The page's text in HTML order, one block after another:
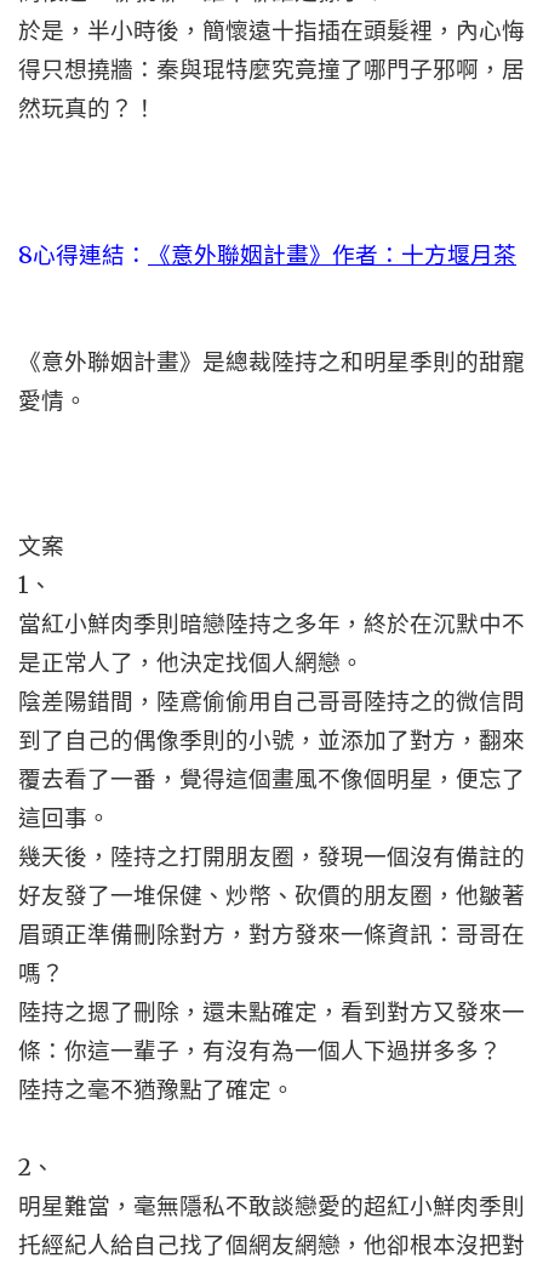
於是，半小時後，簡懷遠十指插在頭髮裡，內心悔
得只想撓牆：秦與琨特麼究竟撞了哪門子邪啊，居
然玩真的？！
8心得連結： 《意外聯姻計畫》作者：十方堰月茶
《意外聯姻計畫》是總裁陸持之和明星季則的甜寵
愛情。
文案
1、
當紅小鮮肉季則暗戀陸持之多年，終於在沉默中不
是正常人了，他決定找個人網戀。
陰差陽錯間，陸鳶偷偷用自己哥哥陸持之的微信問
到了自己的偶像季則的小號，並添加了對方，翻來
覆去看了一番，覺得這個畫風不像個明星，便忘了
這回事。
幾天後，陸持之打開朋友圈，發現一個沒有備註的
好友發了一堆保健、炒幣、砍價的朋友圈，他皺著
眉頭正準備刪除對方，對方發來一條資訊：哥哥在
嗎？
陸持之摁了刪除，還未點確定，看到對方又發來一
條：你這一輩子，有沒有為一個人下過拼多多？
陸持之毫不猶豫點了確定。
2、
明星難當，毫無隱私不敢談戀愛的超紅小鮮肉季則
托經紀人給自己找了個網友網戀，他卻根本沒把對